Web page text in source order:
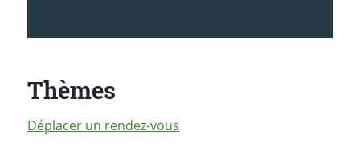
Thèmes
Déplacer un rendez-vous